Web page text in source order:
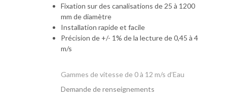
Fixation sur des canalisations de 25 à 1200
mm de diamètre
Installation rapide et facile
Précision de +/- 1% de la lecture de 0,45 à 4
m/s
Gammes de vitesse de 0 à 12 m/s d’Eau
Demande de renseignements